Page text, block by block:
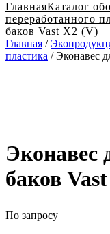
ГлавнаяКаталог
переработанного
баков Vast X2 (V)
Главная /
пластика / Эконавес
Эконавес
баков
По запросу